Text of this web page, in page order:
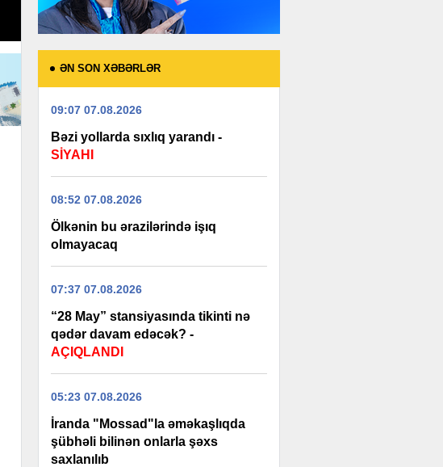
ƏN SON XƏBƏRLƏR
09:07 07.08.2026
Bəzi yollarda sıxlıq yarandı -
SİYAHI
08:52 07.08.2026
Ölkənin bu ərazilərində işıq
olmayacaq
07:37 07.08.2026
“28 May” stansiyasında tikinti nə
qədər davam edəcək? -
AÇIQLANDI
05:23 07.08.2026
İranda "Mossad"la əməkaşlıqda
şübhəli bilinən onlarla şəxs
saxlanılıb